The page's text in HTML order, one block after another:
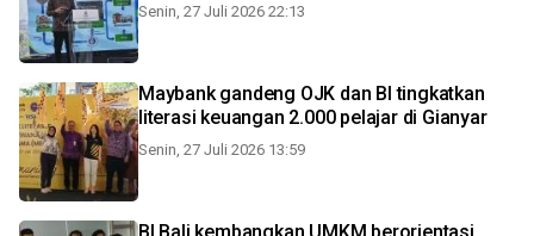
Senin, 27 Juli 2026 22:13
Maybank gandeng OJK dan BI tingkatkan
literasi keuangan 2.000 pelajar di Gianyar
Senin, 27 Juli 2026 13:59